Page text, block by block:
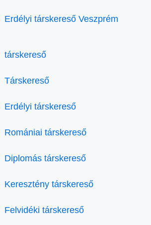
Erdélyi társkereső Veszprém
társkereső
Társkereső
Erdélyi társkereső
Romániai társkereső
Diplomás társkereső
Keresztény társkereső
Felvidéki társkereső